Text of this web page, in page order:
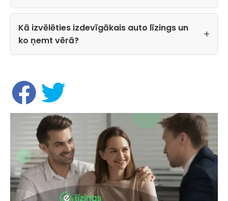
Kā izvēlēties izdevīgākais auto līzings un
ko ņemt vērā?